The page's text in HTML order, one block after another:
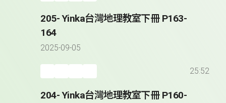
205- Yinka台灣地理教室下冊 P163-
164
2025-09-05
25:52
204- Yinka台灣地理教室下冊 P160-